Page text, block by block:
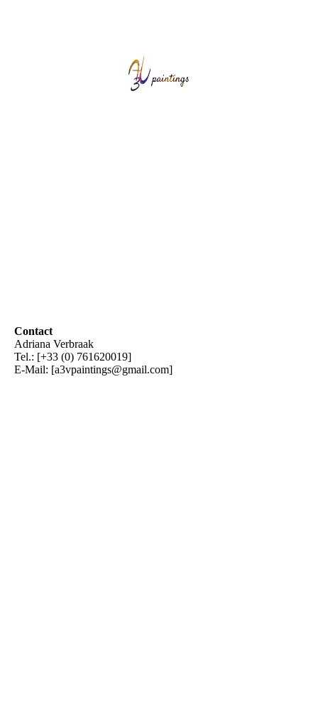
Contact
Adriana Verbraak
Tel.: [+33 (0) 761620019]
E-Mail: [a3vpaintings@gmail.com]